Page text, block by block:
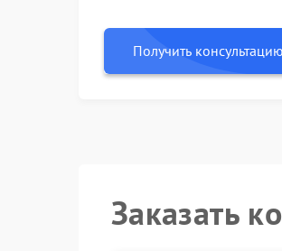
Получить консультацию
Заказать